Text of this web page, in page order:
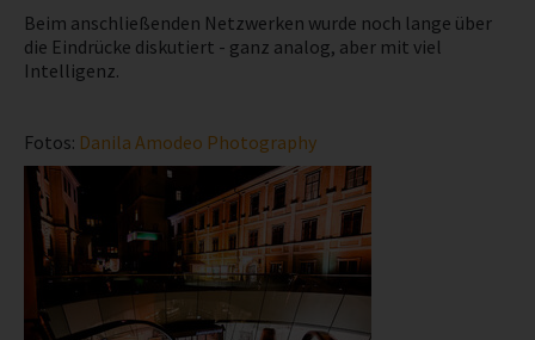
Beim anschließenden Netzwerken wurde noch lange über
die Eindrücke diskutiert - ganz analog, aber mit viel
Intelligenz.
Fotos: Danila Amodeo Photography